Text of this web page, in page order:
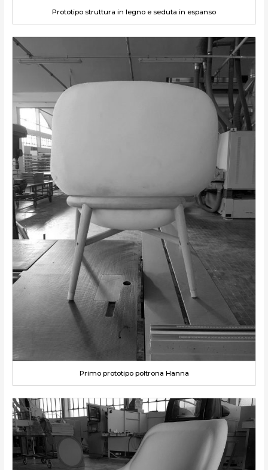
Prototipo struttura in legno e seduta in espanso
Primo prototipo poltrona Hanna